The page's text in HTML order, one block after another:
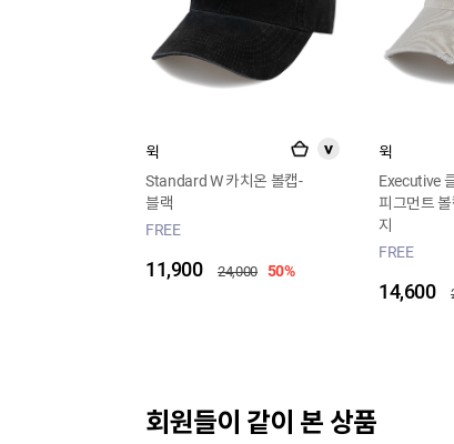
윅
Standard W 카치온 볼캡-
블랙
FREE
>
11,900 24,000 50%
윅
Executive
피그먼트 볼
지
FREE
14,600
회원들이 같이 본 상품